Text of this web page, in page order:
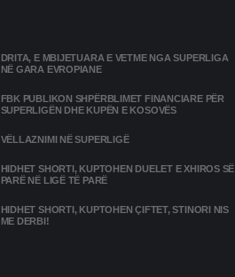
DRITA, E MBIJETUARA E VETME NGA SUPERLIGA
NË GARA EVROPIANE
FBK PUBLIKON SHPËRBLIMET FINANCIARE PËR
SUPERLIGËN DHE KUPËN E KOSOVËS
VËLLAZNIMI NË SUPERLIGË
HIDHET SHORTI, KUPTOHEN DUELET E XHIROS SË
PARË NË LIGË TË PARË
HIDHET SHORTI, KUPTOHEN ÇIFTET, STINORI NIS
ME DERBI!